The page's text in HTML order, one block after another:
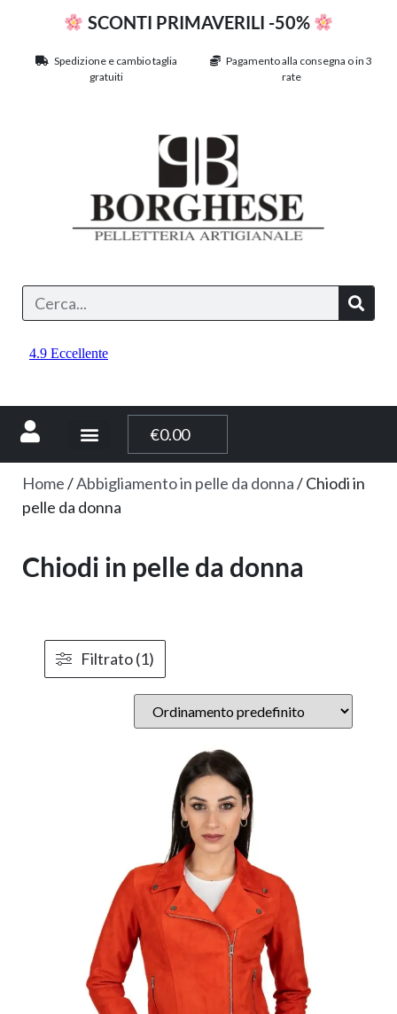
SCONTI PRIMAVERILI -50%
Spedizione e cambio taglia
gratuiti
Pagamento alla consegna o in 3
rate
€0.00
Home/Abbigliamento in pelle da donna/ Chiodi in
pelle da donna
Chiodi in pelle da donna
Filtrato (1)